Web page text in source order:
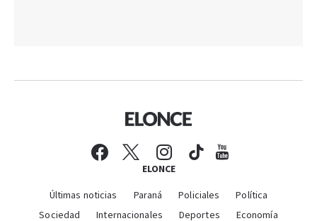
ELONCE
Últimas noticias Paraná Policiales
Política
Sociedad
Internacionales Deportes
Economía